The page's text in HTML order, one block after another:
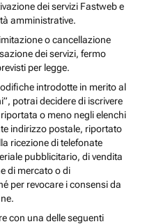
dei servizi Fastweb e
amministrative.
o cancellazione
dei servizi, fermo
per legge.
introdotte in merito al
potrai decidere di iscrivere
o meno negli elenchi
indirizzo postale, riportato
ricezione di telefonate
pubblicitario, di vendita
di mercato o di
per revocare i consensi da
con una delle seguenti